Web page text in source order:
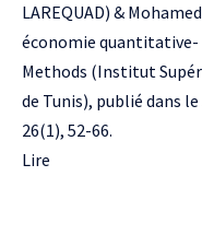
LAREQUAD) &
économie
Methods (Institut
de Tunis), publié dans
26(1), 52-66.
Lire